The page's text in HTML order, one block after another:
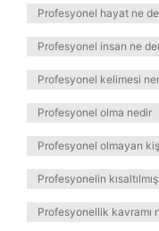
Profesyonel hayat ne
Profesyonel insan ne
Profesyonel kelimesi
Profesyonel olma nedir
Profesyonel olmayan
Profesyonelin
Profesyonellik kavramı